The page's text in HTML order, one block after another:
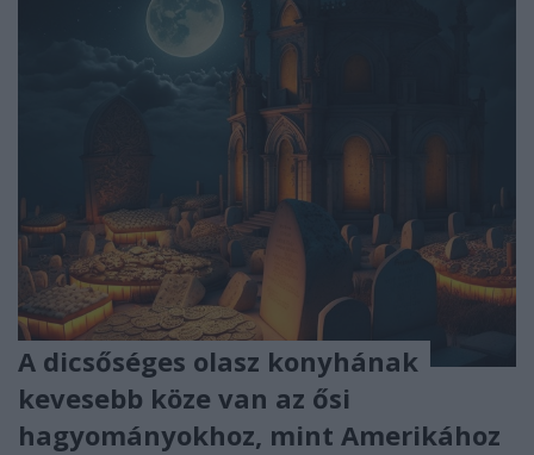
A dicsőséges olasz konyhának
kevesebb köze van az ősi
hagyományokhoz, mint Amerikához